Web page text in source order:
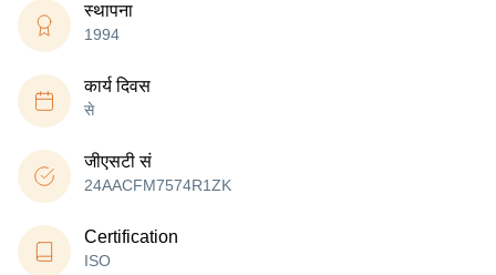
स्थापना
1994
कार्य दिवस
से
जीएसटी सं
24AACFM7574R1ZK
Certification
ISO